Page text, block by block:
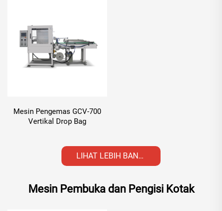
Mesin Pengemas GCV-700
Vertikal Drop Bag
LIHAT LEBIH BANYAK
Mesin Pembuka dan Pengisi Kotak